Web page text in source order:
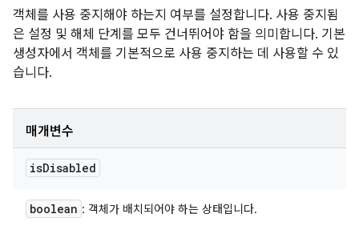
객체를 사용 중지해야 하는지 여부를 설정합니다. 사용 중지됨
은 설정 및 해체 단계를 모두 건너뛰어야 함을 의미합니다. 기본
생성자에서 객체를 기본적으로 사용 중지하는 데 사용할 수 있
습니다.
매개변수
isDisabled
boolean : 객체가 배치되어야 하는 상태입니다.